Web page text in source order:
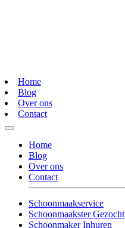
Home
Blog
Over ons
Contact
Home
Blog
Over ons
Contact
Schoonmaakservice
Schoonmaakster Gezocht
Schoonmaker Inhuren